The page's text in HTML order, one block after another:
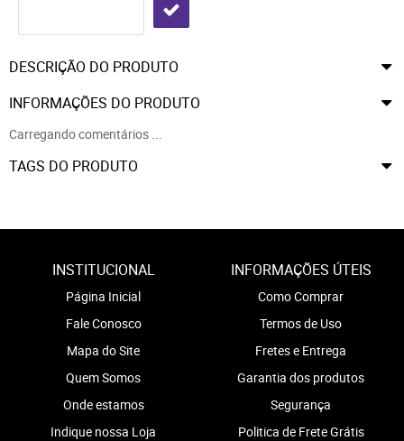
DESCRIÇÃO DO PRODUTO
INFORMAÇÕES DO PRODUTO
Carregando comentários ...
TAGS DO PRODUTO
INSTITUCIONAL
Página Inicial
Fale Conosco
Mapa do Site
Quem Somos
Onde estamos
Indique nossa Loja
INFORMAÇÕES ÚTEIS
Como Comprar
Termos de Uso
Fretes e Entrega
Garantia dos produtos
Segurança
Politica de Frete Grátis